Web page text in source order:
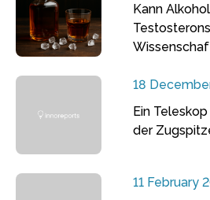
Kann
18
Ein
der
11 February